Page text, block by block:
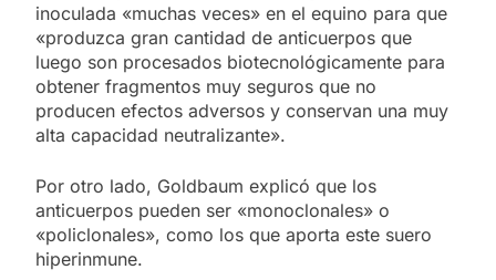
inoculada «muchas veces» en el equino para que
«produzca gran cantidad de anticuerpos que
luego son procesados biotecnológicamente para
obtener fragmentos muy seguros que no
producen efectos adversos y conservan una muy
alta capacidad neutralizante».
Por otro lado, Goldbaum explicó que los
anticuerpos pueden ser «monoclonales» o
«policlonales», como los que aporta este suero
hiperinmune.